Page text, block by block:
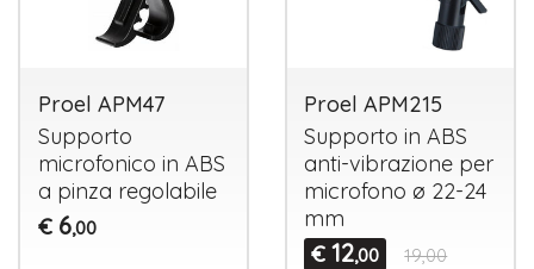
Proel APM47
Supporto
microfonico in ABS
a pinza regolabile
€ 6,00
Proel APM215
Supporto inABS
anti-vibrazione per
microfono ø 22-24
mm
€ 12,00 19,00